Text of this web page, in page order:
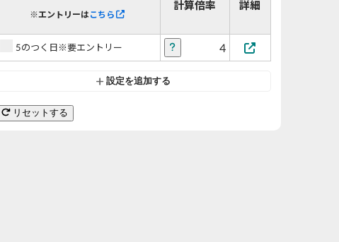
※エントリーはこちら
計算倍率 詳細
5のつく日※要エントリー 4
設定を追加する
リセットする